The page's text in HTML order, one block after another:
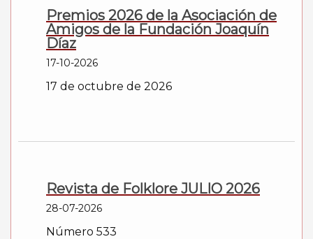
Premios 2026 de la Asociación de
Amigos de la Fundación Joaquín
Díaz
17-10-2026
17 de octubre de 2026
Revista de Folklore JULIO 2026
28-07-2026
Número 533